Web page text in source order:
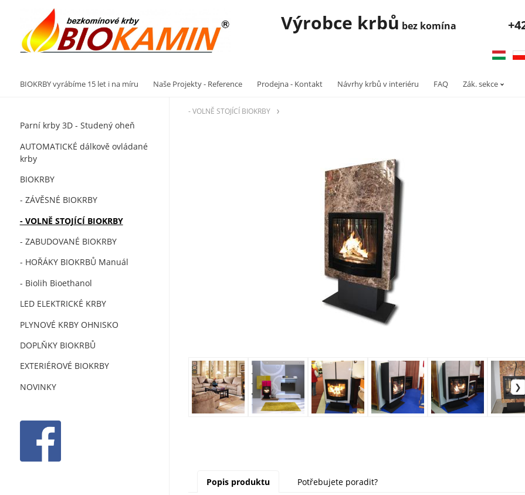
Výrobce krbů bez komína
BIOKRBY vyrábíme 15 let i na míru Naše Projekty - Reference Prodejna - Kontakt Návrhy krbů v interiéru FAQ Zák. sekce
Parní krby 3D - Studený oheň
AUTOMATICKÉ dálkově ovládané
krby
BIOKRBY
- ZÁVĚSNÉ BIOKRBY
- VOLNĚ STOJÍCÍ BIOKRBY
- ZABUDOVANÉ BIOKRBY
- HOŘÁKY BIOKRBŮ Manuál
- Biolih Bioethanol
LED ELEKTRICKÉ KRBY
PLYNOVÉ KRBY OHNISKO
DOPLŇKY BIOKRBŮ
EXTERIÉROVÉ BIOKRBY
NOVINKY
- VOLNĚ STOJÍCÍ BIOKRBY
Popis produktu Potřebujete poradit?